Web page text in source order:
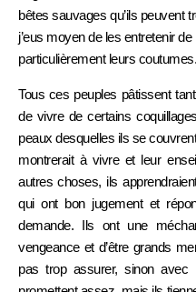
bêtes sauvages qu’ils peuvent
j’eus moyen de les entretenir
particulièrement leurs coutumes.
Tous ces peuples pâtissent
de vivre de certains
peaux desquelles ils se
montrerait à vivre et leur
autres choses, ils
qui ont bon jugement et
demande. Ils ont une
vengeance et d’être grands
pas trop assurer, sinon